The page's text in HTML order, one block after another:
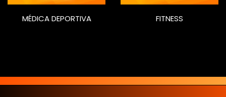
MÉDICA DEPORTIVA FITNESS